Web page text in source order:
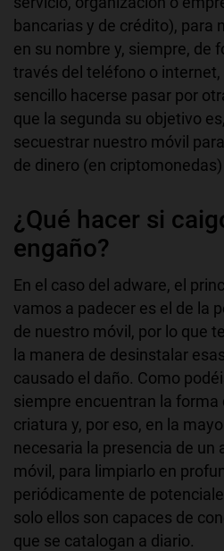
bancarias y de crédito), para
en su nombre y, siempre, de
través del teléfono o
sencillo hacerse pasar por
que la segunda su objetivo
secuestrar nuestro móvil
de dinero (en
¿Qué hacer si
engaño?
En el caso del adware, el
vamos a padecer es el de la
de nuestro móvil, por lo que
la manera de desinstalar
causado el daño. Como
siempre encuentran la forma
criatura y, por eso, en la
necesaria la presencia de un
móvil, para limpiarlo en
periódicamente de
solo ellos son capaces de
que se catalogan a diario.